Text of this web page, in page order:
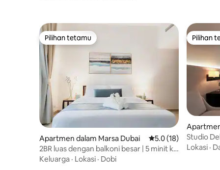
Pilihan tetamu
Pilihan tetamu
Apartmen dalam Marsa Dubai Penarafan purata 5.0
5.0 (18)
2BR luas dengan balkoni besar | 5 minit ke
Pantai JBR
Keluarga · Lokasi · Dobi
Pilihan
Pilihan
y
Studio
Lokasi ·